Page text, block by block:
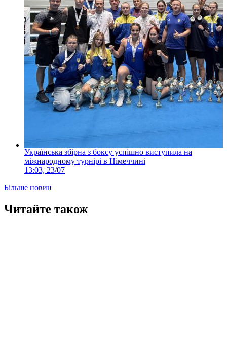
Українська збірна з боксу успішно виступила на
міжнародному турнірі в Німеччині
13:03, 23/07
Більше новин
Читайте також